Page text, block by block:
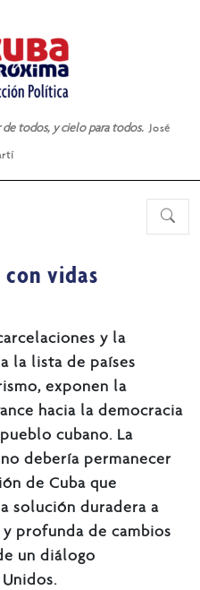
de todos, y cielo para todos. José
vidas
y la
la lista de países
exponen la
hacia la democracia
cubano. La
debería permanecer
de Cuba que
solución duradera a
profunda de cambios
un diálogo